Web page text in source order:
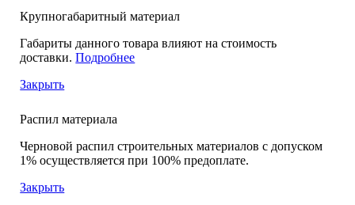
Крупногабаритный материал
Габариты данного товара влияют на стоимость
доставки.Подробнее
Закрыть
Распил материала
Черновой распил строительных материалов с допуском
1% осуществляется при 100% предоплате.
Закрыть